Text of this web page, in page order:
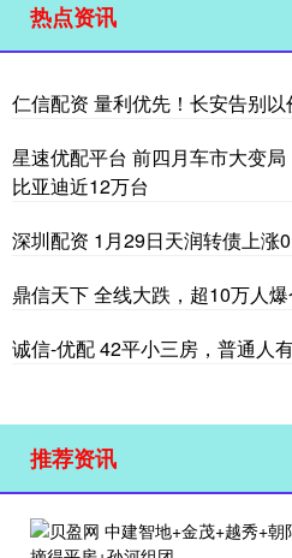
热点资讯
仁信配资 量利优先！长安告别
星速优配平台 前四月车市大变
比亚迪近12万台
深圳配资 1月29日天润转债上涨
鼎信天下 全线大跌，超10万人
诚信-优配 42平小三房，普通人
推荐资讯